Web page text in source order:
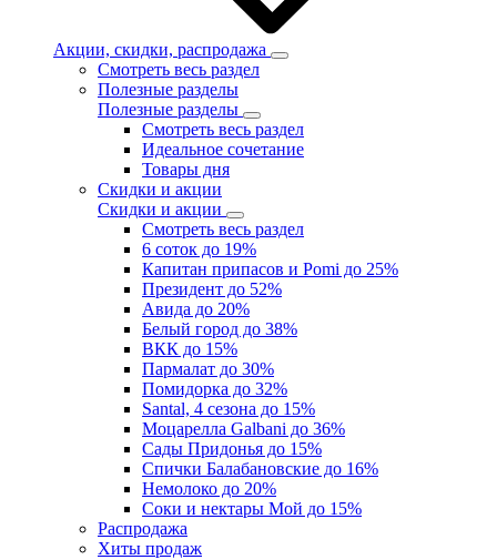
Акции, скидки, распродажа
Смотреть весь раздел
Полезные разделы
Полезные разделы
Смотреть весь раздел
Идеальное сочетание
Товары дня
Скидки и акции
Скидки и акции
Смотреть весь раздел
6 соток до 19%
Капитан припасов и Pomi до 25%
Президент до 52%
Авида до 20%
Белый город до 38%
ВКК до 15%
Пармалат до 30%
Помидорка до 32%
Santal, 4 сезона до 15%
Моцарелла Galbani до 36%
Сады Придонья до 15%
Спички Балабановские до 16%
Немолоко до 20%
Соки и нектары Мой до 15%
Распродажа
Хиты продаж